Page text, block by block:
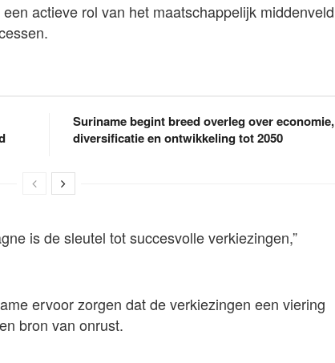
actieve rol van het maatschappelijk middenveld
Suriname begint breed overleg over economie,
diversificatie en ontwikkeling tot 2050
is de sleutel tot succesvolle verkiezingen,”
ervoor zorgen dat de verkiezingen een viering
bron van onrust.